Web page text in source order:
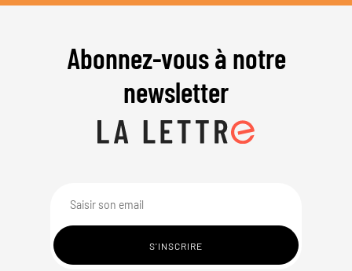
Abonnez-vous à notre
newsletter